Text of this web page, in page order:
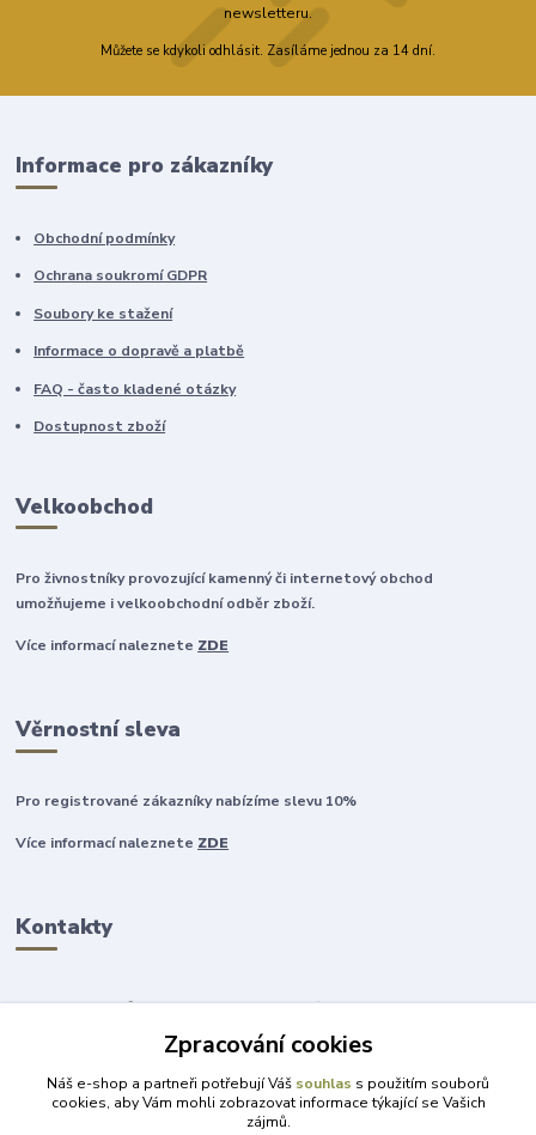
newsletteru.
Můžete se kdykoli odhlásit. Zasíláme jednou za 14 dní.
Informace pro zákazníky
Obchodní podmínky
Ochrana soukromí GDPR
Soubory ke stažení
Informace o dopravě a platbě
FAQ - často kladené otázky
Dostupnost zboží
Velkoobchod
Pro živnostníky provozující kamenný či internetový obchod
umožňujeme i velkoobchodní odběr zboží.
Více informací naleznete ZDE
Věrnostní sleva
Pro registrované zákazníky nabízíme slevu 10%
Více informací naleznete ZDE
Kontakty
+420 777 315 999
obchod@darky-pro-radost.cz
Zpracování cookies
Náš e-shop a partneři potřebují Váš souhlas s použitím souborů
cookies, aby Vám mohli zobrazovat informace týkající se Vašich
zájmů.